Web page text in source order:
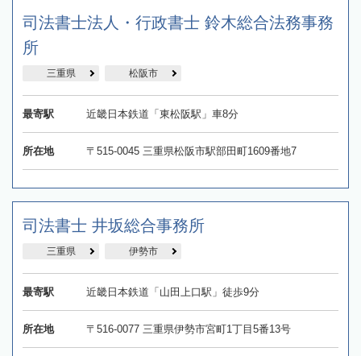
司法書士法人・行政書士 鈴木総合法務事務
所
三重県 松阪市
最寄駅 近畿日本鉄道「東松阪駅」車8分
所在地 〒515-0045 三重県松阪市駅部田町1609番地7
司法書士 井坂総合事務所
三重県 伊勢市
最寄駅 近畿日本鉄道「山田上口駅」徒歩9分
所在地 〒516-0077 三重県伊勢市宮町1丁目5番13号